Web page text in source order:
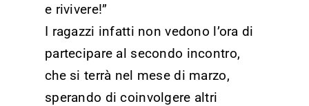
e rivivere!”
I ragazzi infatti non vedono l’ora di
partecipare al secondo incontro,
che si terrà nel mese di marzo,
sperando di coinvolgere altri